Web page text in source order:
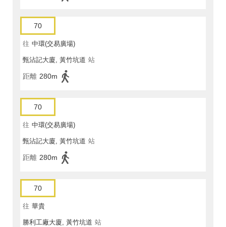
70
往 中環(交易廣場)
甄沾記大廈, 黃竹坑道 站
距離 280m
70
往 中環(交易廣場)
甄沾記大廈, 黃竹坑道 站
距離 280m
70
往 華貴
勝利工廠大廈, 黃竹坑道 站